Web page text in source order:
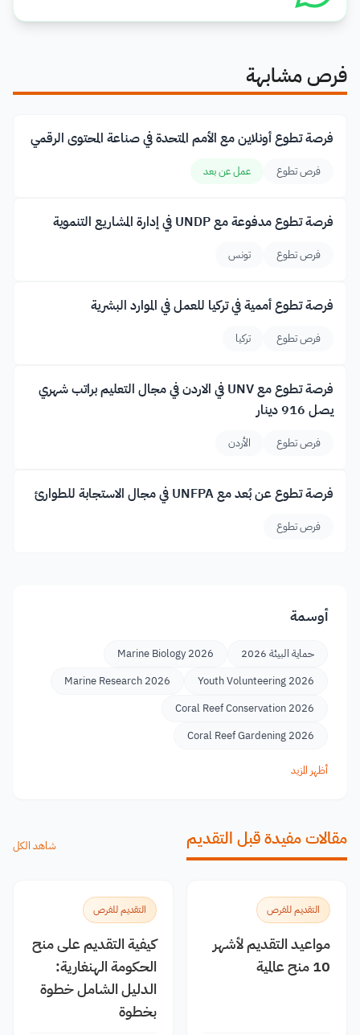
فرص مشابهة
فرصة تطوع أونلاين مع الأمم المتحدة في صناعة المحتوى الرقمي
فرص تطوع عمل عن بعد
فرصة تطوع مدفوعة مع UNDP في إدارة المشاريع التنموية
فرص تطوع تونس
فرصة تطوع أممية في تركيا للعمل في الموارد البشرية
فرص تطوع تركيا
فرصة تطوع مع UNV في الاردن في مجال التعليم براتب شهري
يصل 916 دينار
فرص تطوع الأردن
فرصة تطوع عن بُعد مع UNFPA في مجال الاستجابة للطوارئ
فرص تطوع
أوسمة
حماية البيئة 2026
Marine Biology 2026
Youth Volunteering 2026
Marine Research 2026
Coral Reef Conservation 2026
Coral Reef Gardening 2026
أظهر المزيد
مقالات مفيدة قبل التقديم شاهد الكل
التقديم للفرص
مواعيد التقديم لأشهر
10 منح عالمية
التقديم للفرص
كيفية التقديم على منح
الحكومة الهنغارية:
الدليل الشامل خطوة
بخطوة